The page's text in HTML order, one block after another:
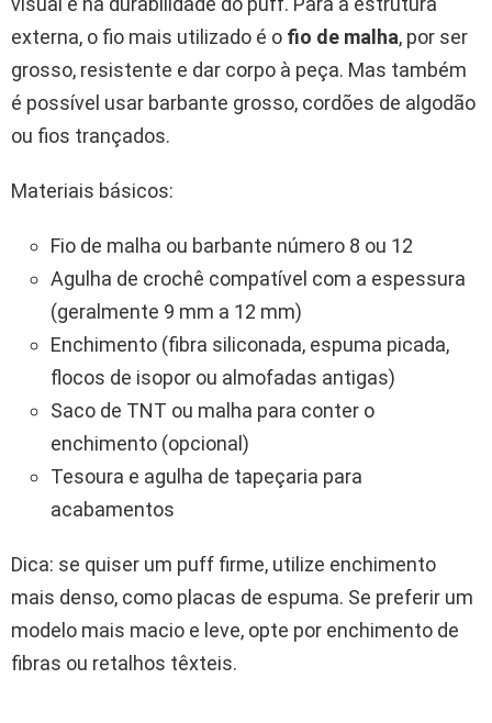
externa, o fio mais utilizado é o fio de malha, por ser
grosso, resistente e dar corpo à peça. Mas também
é possível usar barbante grosso, cordões de algodão
ou fios trançados.
Materiais básicos:
Fio de malha ou barbante número 8 ou 12
Agulha de crochê compatível com a espessura
(geralmente 9 mm a 12 mm)
Enchimento (fibra siliconada, espuma picada,
flocos de isopor ou almofadas antigas)
Saco de TNT ou malha para conter o
enchimento (opcional)
Tesoura e agulha de tapeçaria para
acabamentos
Dica: se quiser um puff firme, utilize enchimento
mais denso, como placas de espuma. Se preferir um
modelo mais macio e leve, opte por enchimento de
fibras ou retalhos têxteis.